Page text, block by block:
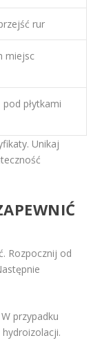
rur
miejsc
płytkami
Unikaj
Rozpocznij od
przypadku